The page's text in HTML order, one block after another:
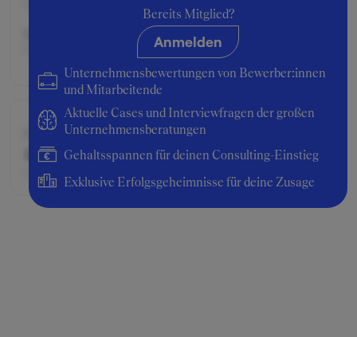
Schwierigkeitsgrad
Bereits Mitglied?
Anmelden
Unternehmensbewertungen von Bewerber:innen
und Mitarbeitende
Aktuelle Cases und Interviewfragen der großen
Unternehmensberatungen
Gehaltsspannen für deinen Consulting-Einstieg
Exklusive Erfolgsgeheimnisse für deine Zusage